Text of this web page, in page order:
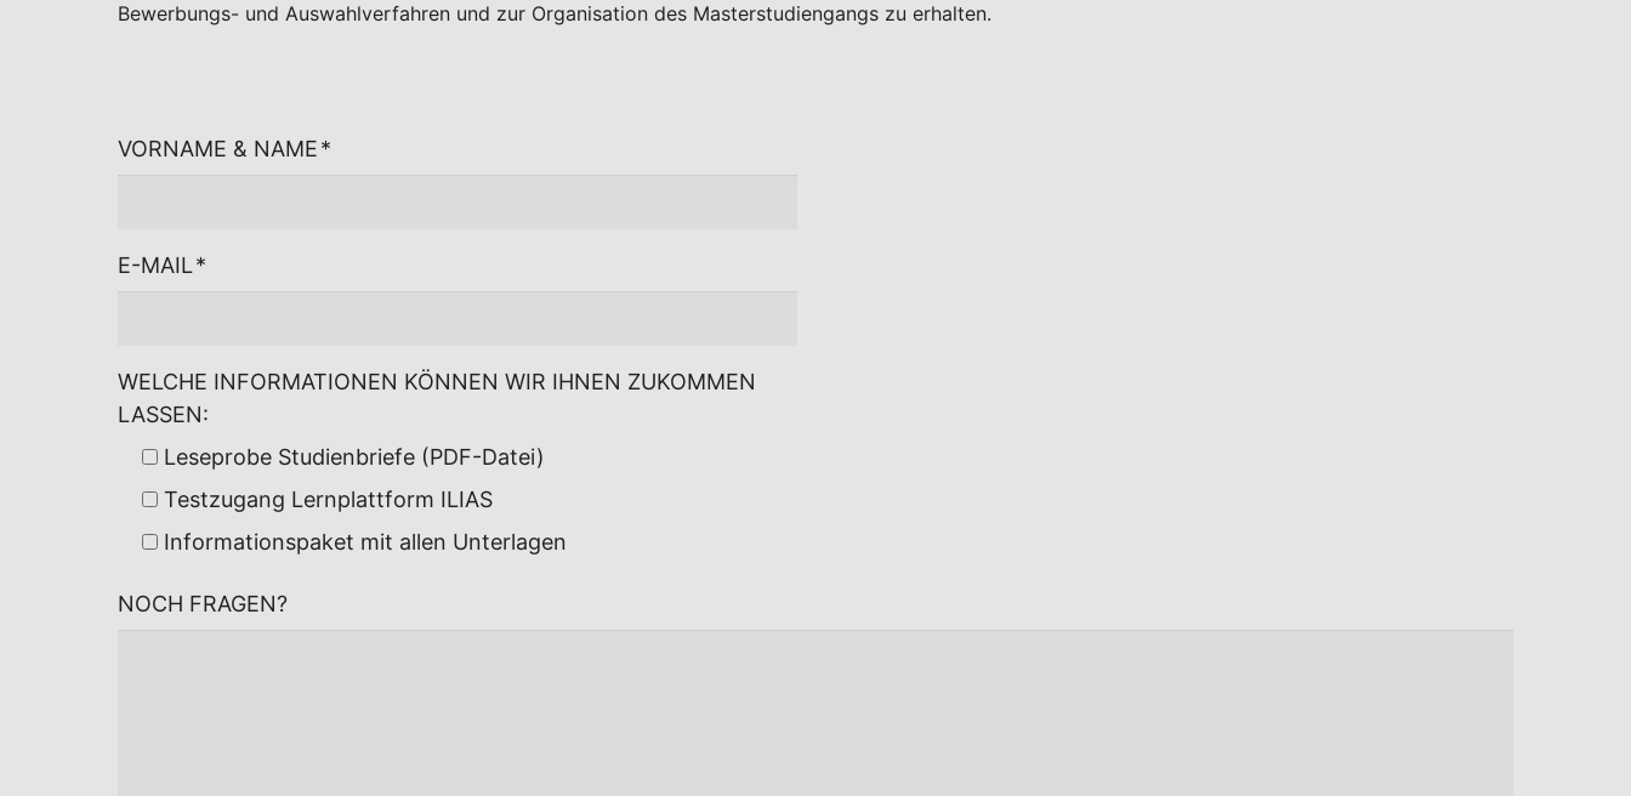
Bewerbungs- und Auswahlverfahren und zur Organisation des Masterstudiengangs zu erhalten.
VORNAME & NAME*
E-MAIL*
WELCHE INFORMATIONEN KÖNNEN WIR IHNEN ZUKOMMEN
LASSEN:
Leseprobe Studienbriefe (PDF-Datei)
Testzugang Lernplattform ILIAS
Informationspaket mit allen Unterlagen
NOCH FRAGEN?